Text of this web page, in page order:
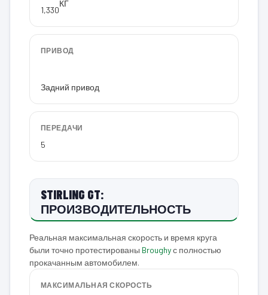
1,330
КГ
ПРИВОД
Задний привод
ПЕРЕДАЧИ
5
STIRLING GT:
ПРОИЗВОДИТЕЛЬНОСТЬ
Реальная максимальная скорость и время круга
были точно протестированы Broughyс полностью
прокачанным автомобилем.
МАКСИМАЛЬНАЯ СКОРОСТЬ